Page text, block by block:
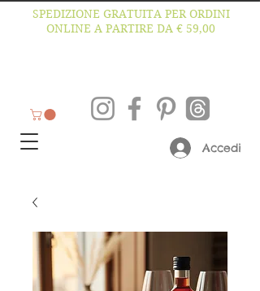
SPEDIZIONE GRATUITA PER ORDINI
ONLINE A PARTIRE DA € 59,00
Accedi